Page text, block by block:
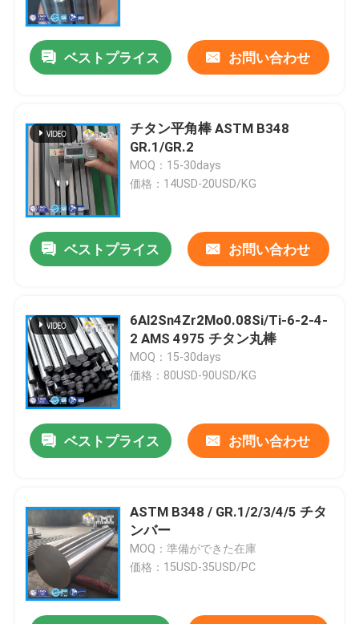
ベストプライス お問い合わせ
チタン平角棒 ASTM B348
GR.1/GR.2
MOQ：15-30days
価格：14USD-20USD/KG
ベストプライス お問い合わせ
6Al2Sn4Zr2Mo0.08Si/Ti-6-2-4-
2 AMS 4975 チタン丸棒
MOQ：15-30days
価格：80USD-90USD/KG
ベストプライス お問い合わせ
ASTM B348 / GR.1/2/3/4/5 チタ
ンバー
MOQ：準備ができた在庫
価格：15USD-35USD/PC